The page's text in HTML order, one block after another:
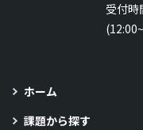
受付
ホーム
課題から探す